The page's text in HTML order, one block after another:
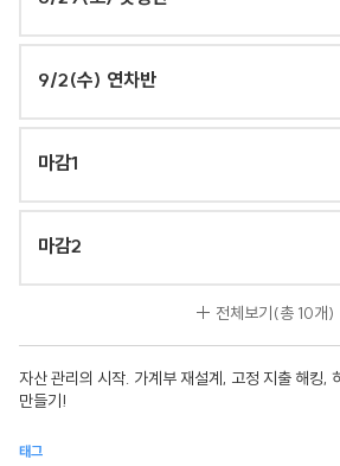
9/2(수) 연차반
마감1
마감2
전체보기(총 10개)
자산 관리의 시작. 가계부 재설계, 고정 지출 해킹,
만들기!
태그